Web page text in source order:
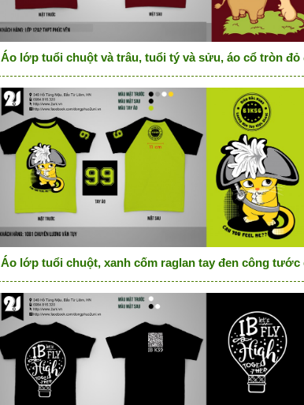
Áo lớp tuổi chuột và trâu, tuổi tý và sửu, áo cổ tròn đỏ
Áo lớp tuổi chuột, xanh cốm raglan tay đen công tước